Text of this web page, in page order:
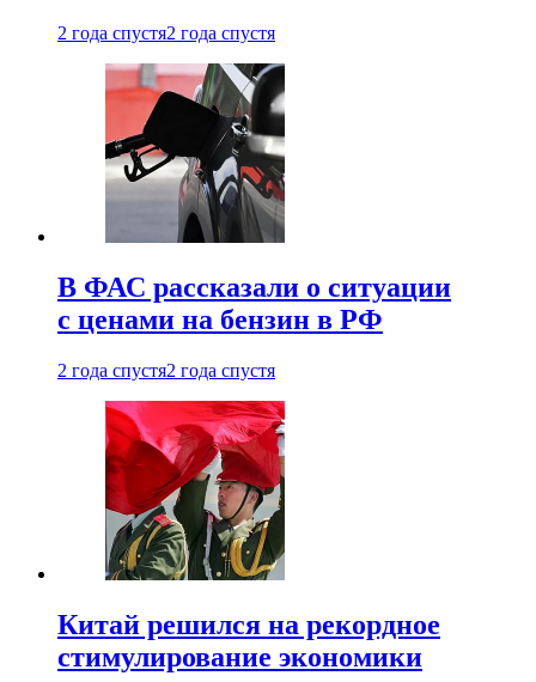
2 года спустя2 года спустя
В ФАС рассказали о ситуации
с ценами на бензин в РФ
2 года спустя2 года спустя
Китай решился на рекордное
стимулирование экономики